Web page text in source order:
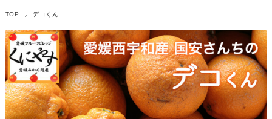
TOP デコくん